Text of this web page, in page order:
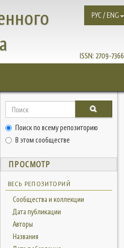
ISSN: 2709-7366
РУС / ENG
Поиск по всему репозиторию
В этом сообществе
ПРОСМОТР
ВЕСЬ РЕПОЗИТОРИЙ
Сообщества и коллекции
Дата публикации
Авторы
Названия